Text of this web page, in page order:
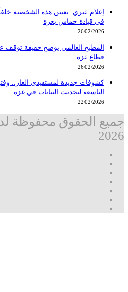
إعلام عبري: تعيين هذه الشخصية خلفاً
في قيادة حماس بغزة
26/02/2026
المطبخ العالمي يوضح حقيقة توقف
قطاع غزة
26/02/2026
كشوفات جديدة لمستفيدي الغاز..
التاسعة لتحديث البيانات في غزة
22/02/2026
جميع الحقوق محفوظة
2026